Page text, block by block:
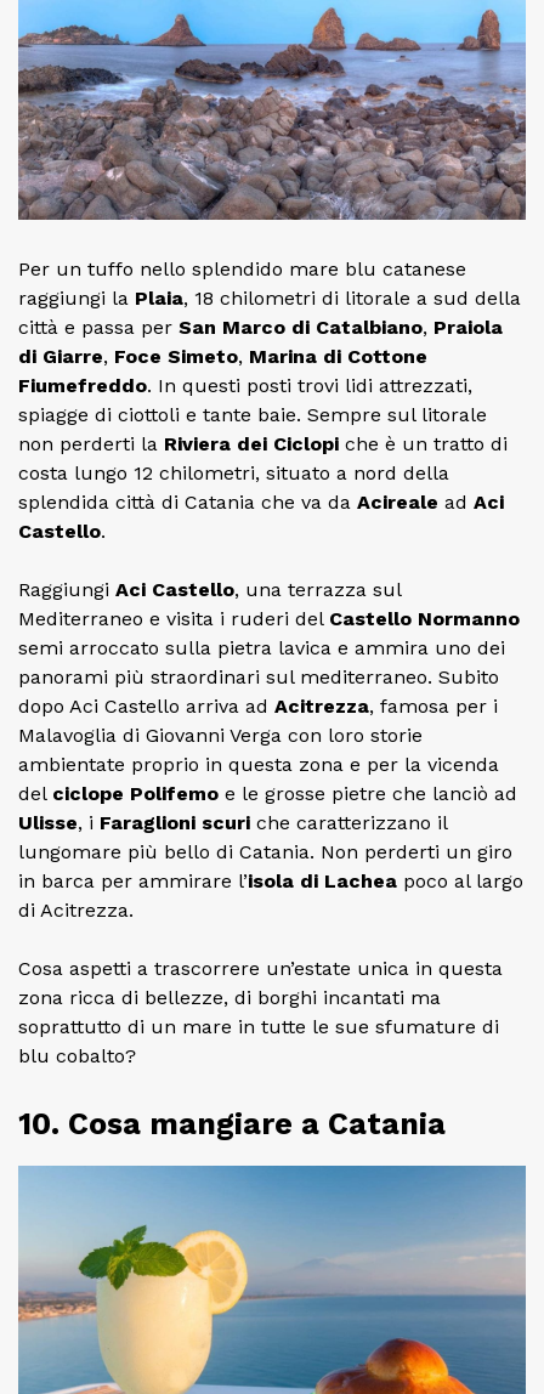
Per un tuffo nello splendido mare blu catanese
raggiungi la Plaia, 18 chilometri di litorale a sud della
città e passa per San Marco di Catalbiano, Praiola
di Giarre, Foce Simeto, Marina di Cottone
Fiumefreddo. In questi posti trovi lidi attrezzati,
spiagge di ciottoli e tante baie. Sempre sul litorale
non perderti la Riviera dei Ciclopi che è un tratto di
costa lungo 12 chilometri, situato a nord della
splendida città di Catania che va da Acireale ad Aci
Castello.
Raggiungi Aci Castello, una terrazza sul
Mediterraneo e visita i ruderi del Castello Normanno
semi arroccato sulla pietra lavica e ammira uno dei
panorami più straordinari sul mediterraneo. Subito
dopo Aci Castello arriva ad Acitrezza, famosa per i
Malavoglia di Giovanni Verga con loro storie
ambientate proprio in questa zona e per la vicenda
del ciclope Polifemo e le grosse pietre che lanciò ad
Ulisse, i Faraglioni scuri che caratterizzano il
lungomare più bello di Catania. Non perderti un giro
in barca per ammirare l’isola di Lachea poco al largo
di Acitrezza.
Cosa aspetti a trascorrere un’estate unica in questa
zona ricca di bellezze, di borghi incantati ma
soprattutto di un mare in tutte le sue sfumature di
blu cobalto?
10. Cosa mangiare a Catania